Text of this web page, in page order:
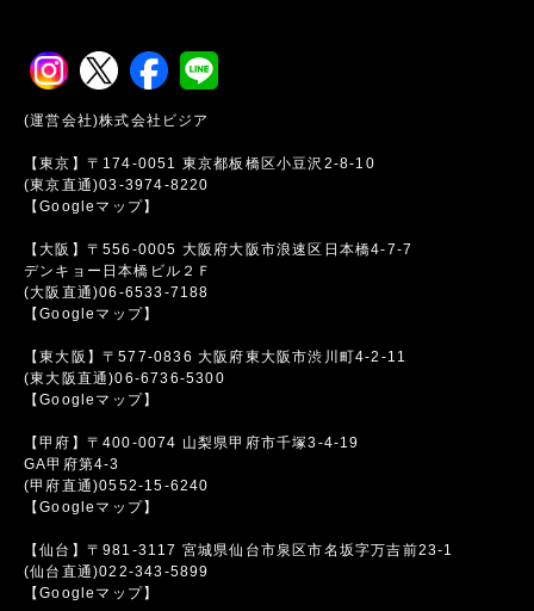
(運営会社)株式会社ビジア
【東京】〒174-0051 東京都板橋区小豆沢2-8-10
(東京直通)03-3974-8220
【Googleマップ】
【大阪】〒556-0005 大阪府大阪市浪速区日本橋4-7-7
デンキョー日本橋ビル２Ｆ
(大阪直通)06-6533-7188
【Googleマップ】
【東大阪】〒577-0836 大阪府東大阪市渋川町4-2-11
(東大阪直通)06-6736-5300
【Googleマップ】
【甲府】〒400-0074 山梨県甲府市千塚3-4-19
GA甲府第4-3
(甲府直通)0552-15-6240
【Googleマップ】
【仙台】〒981-3117 宮城県仙台市泉区市名坂字万吉前23-1
(仙台直通)022-343-5899
【Googleマップ】